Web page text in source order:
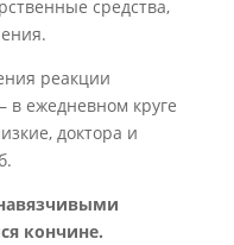
средства,
реакции
в ежедневном круге
доктора и
кончине.